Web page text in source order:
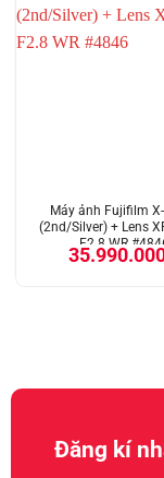
Máy ảnh Fujifilm
(2nd/Silver) + Lens
F2.8 WR
Đăng kí